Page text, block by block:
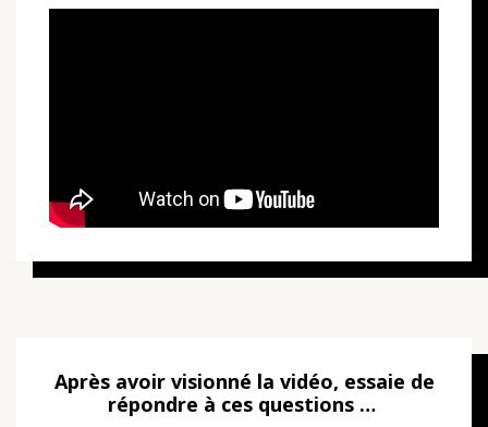
Après avoir visionné la vidéo, essaie de
répondre à ces questions …